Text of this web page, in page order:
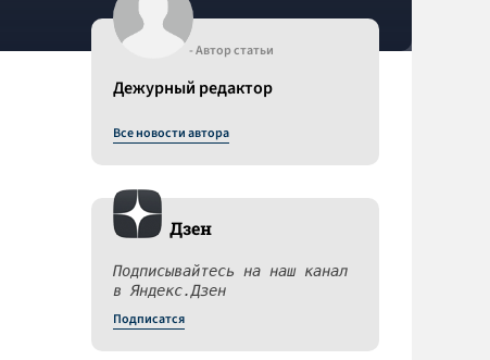
- Автор статьи
Дежурный редактор
Все новости автора
Дзен
Подписывайтесь на наш канал
в Яндекс.Дзен
Подписатся